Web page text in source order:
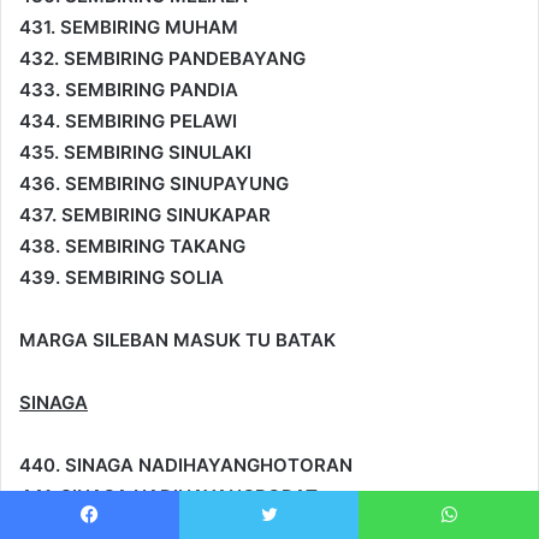
431. SEMBIRING MUHAM
432. SEMBIRING PANDEBAYANG
433. SEMBIRING PANDIA
434. SEMBIRING PELAWI
435. SEMBIRING SINULAKI
436. SEMBIRING SINUPAYUNG
437. SEMBIRING SINUKAPAR
438. SEMBIRING TAKANG
439. SEMBIRING SOLIA
MARGA SILEBAN MASUK TU BATAK
SINAGA
440. SINAGA NADIHAYANGHOTORAN
441. SINAGA NADIHAYANGBODAT
442. SINAGA SIDABARIBA